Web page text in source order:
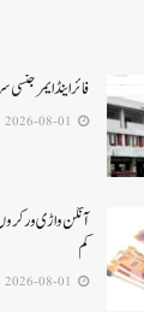
فائر اینڈ
آنگن واڑی ورکروں
کم